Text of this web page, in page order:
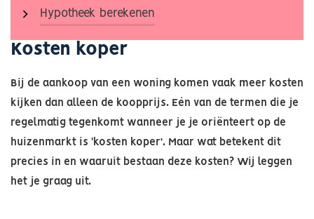
Kosten koper
Bij de aankoop van een woning komen vaak meer kosten
kijken dan alleen de koopprijs. Eén van de termen die je
regelmatig tegenkomt wanneer je je oriënteert op de
huizenmarkt is 'kosten koper’. Maar wat betekent dit
precies in en waaruit bestaan deze kosten? Wij leggen
het je graag uit.
Hypotheek berekenen